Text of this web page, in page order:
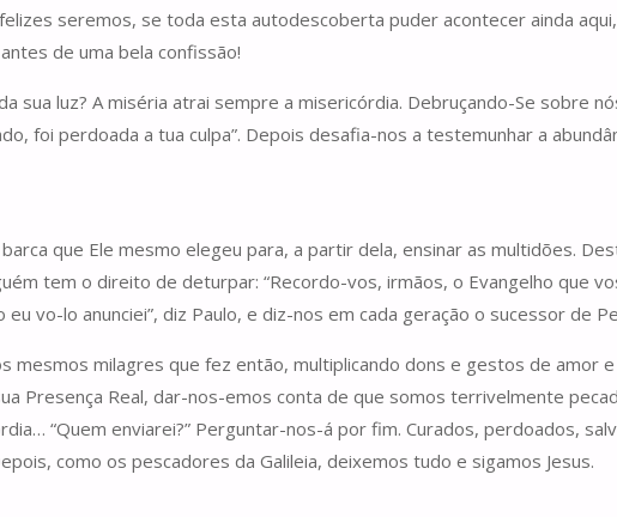
seremos, se toda esta autodescoberta puder acontecer ainda
de uma bela confissão!
sua luz? A miséria atrai sempre a misericórdia. Debruçando-Se sobre
foi perdoada a tua culpa”. Depois desafia-nos a testemunhar a
que Ele mesmo elegeu para, a partir dela, ensinar as multidões.
tem o direito de deturpar: “Recordo-vos, irmãos, o Evangelho que
vo-lo anunciei”, diz Paulo, e diz-nos em cada geração o sucessor de
mesmos milagres que fez então, multiplicando dons e gestos de amor
Presença Real, dar-nos-emos conta de que somos terrivelmente
“Quem enviarei?” Perguntar-nos-á por fim. Curados, perdoados,
como os pescadores da Galileia, deixemos tudo e sigamos Jesus.